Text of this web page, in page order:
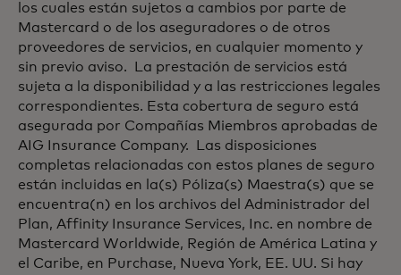
los cuales están sujetos a cambios por parte de
Mastercard o de los aseguradores o de otros
proveedores de servicios, en cualquier momento y
sin previo aviso. La prestación de servicios está
sujeta a la disponibilidad y a las restricciones legales
correspondientes. Esta cobertura de seguro está
asegurada por Compañías Miembros aprobadas de
AIG Insurance Company. Las disposiciones
completas relacionadas con estos planes de seguro
están incluidas en la(s) Póliza(s) Maestra(s) que se
encuentra(n) en los archivos del Administrador del
Plan, Affinity Insurance Services, Inc. en nombre de
Mastercard Worldwide, Región de América Latina y
el Caribe, en Purchase, Nueva York, EE. UU. Si hay